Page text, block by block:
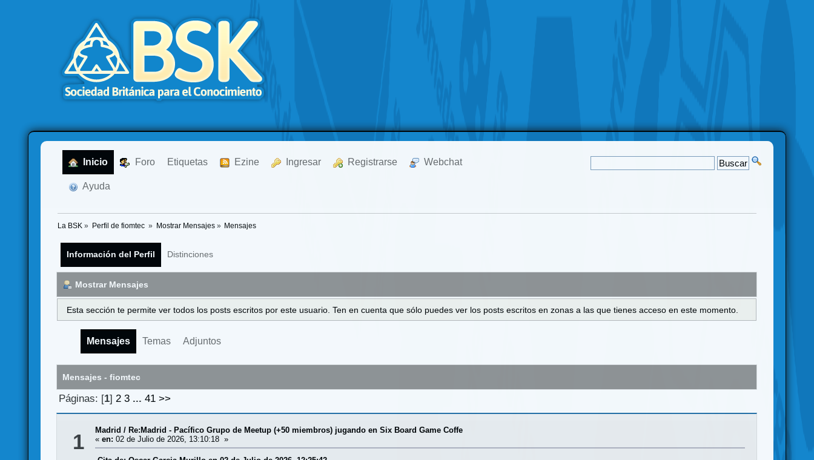
Inicio Foro Etiquetas Ezine Ingresar Registrarse Webchat
Ayuda
La BSK » Perfil de fiomtec » Mostrar Mensajes» Mensajes
Información del Perfil Distinciones
Mostrar Mensajes
Esta sección te permite ver todos los posts escritos por este usuario. Ten en cuenta que sólo puedes ver los posts escritos en zonas a las que tienes acceso en este momento.
Mensajes Temas Adjuntos
Mensajes - fiomtec
Páginas: [1] 2 3 ... 41 >>
1 Madrid / Re:Madrid - Pacífico Grupo de Meetup (+50 miembros) jugando en Six Board Game Coffe
«en: 02 de Julio de 2026, 13:10:18 »